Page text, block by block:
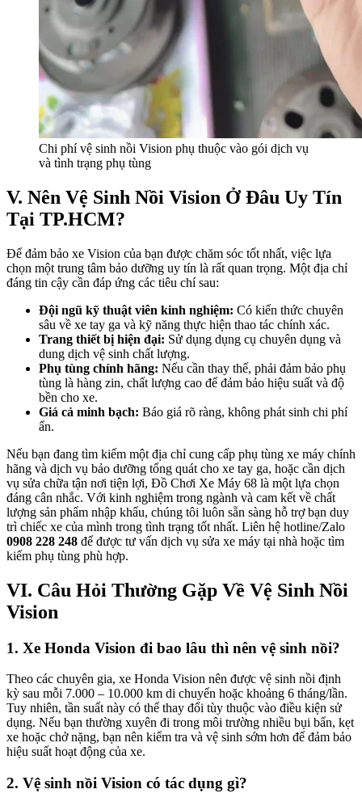
Chi phí vệ sinh nồi Vision phụ thuộc vào gói dịch vụ
và tình trạng phụ tùng
V. Nên Vệ Sinh Nồi Vision Ở Đâu Uy Tín
Tại TP.HCM?
Để đảm bảo xe Vision của bạn được chăm sóc tốt nhất, việc lựa
chọn một trung tâm bảo dưỡng uy tín là rất quan trọng. Một địa chỉ
đáng tin cậy cần đáp ứng các tiêu chí sau:
Đội ngũ kỹ thuật viên kinh nghiệm: Có kiến thức chuyên
sâu về xe tay ga và kỹ năng thực hiện thao tác chính xác.
Trang thiết bị hiện đại: Sử dụng dụng cụ chuyên dụng và
dung dịch vệ sinh chất lượng.
Phụ tùng chính hãng: Nếu cần thay thế, phải đảm bảo phụ
tùng là hàng zin, chất lượng cao để đảm bảo hiệu suất và độ
bền cho xe.
Giá cả minh bạch: Báo giá rõ ràng, không phát sinh chi phí
ẩn.
Nếu bạn đang tìm kiếm một địa chỉ cung cấp phụ tùng xe máy chính
hãng và dịch vụ bảo dưỡng tổng quát cho xe tay ga, hoặc cần dịch
vụ sửa chữa tận nơi tiện lợi, Đồ Chơi Xe Máy 68 là một lựa chọn
đáng cân nhắc. Với kinh nghiệm trong ngành và cam kết về chất
lượng sản phẩm nhập khẩu, chúng tôi luôn sẵn sàng hỗ trợ bạn duy
trì chiếc xe của mình trong tình trạng tốt nhất. Liên hệ hotline/Zalo
0908 228 248 để được tư vấn dịch vụ sửa xe máy tại nhà hoặc tìm
kiếm phụ tùng phù hợp.
VI. Câu Hỏi Thường Gặp Về Vệ Sinh Nồi
Vision
1. Xe Honda Vision đi bao lâu thì nên vệ sinh nồi?
Theo các chuyên gia, xe Honda Vision nên được vệ sinh nồi định
kỳ sau mỗi 7.000 – 10.000 km di chuyển hoặc khoảng 6 tháng/lần.
Tuy nhiên, tần suất này có thể thay đổi tùy thuộc vào điều kiện sử
dụng. Nếu bạn thường xuyên đi trong môi trường nhiều bụi bẩn, kẹt
xe hoặc chở nặng, bạn nên kiểm tra và vệ sinh sớm hơn để đảm bảo
hiệu suất hoạt động của xe.
2. Vệ sinh nồi Vision có tác dụng gì?